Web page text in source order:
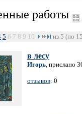
работы
5 6 7 8 9 10 из 5 (по
в лесу
Игорь, прислано
отзывов: 0